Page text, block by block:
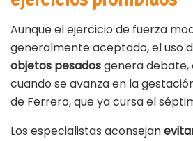
Aunque el ejercicio de fuerza
generalmente aceptado, el uso
objetos pesadosgenera
cuando se avanza en la
de Ferrero, que ya cursa el
Los especialistas aconsejan